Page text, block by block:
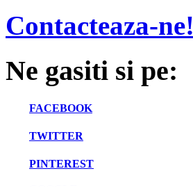
Contacteaza-ne!
Ne gasiti si pe:
FACEBOOK
TWITTER
PINTEREST